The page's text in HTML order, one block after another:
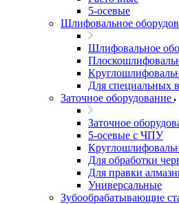
5-осевые
Шлифовальное
Шлифовальное
Для специальных
Заточное оборудование
Заточное
5-осевые с ЧПУ
Для обработки
Для правки
Универсальные
Зубообрабатывающие